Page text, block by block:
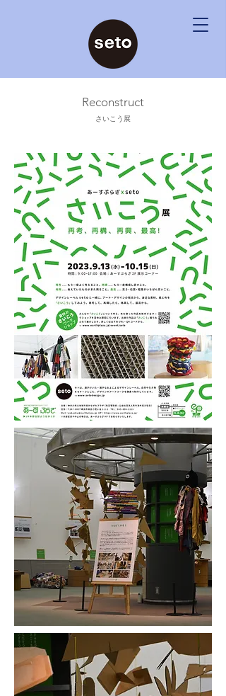
Reconstruct
​さいこう展